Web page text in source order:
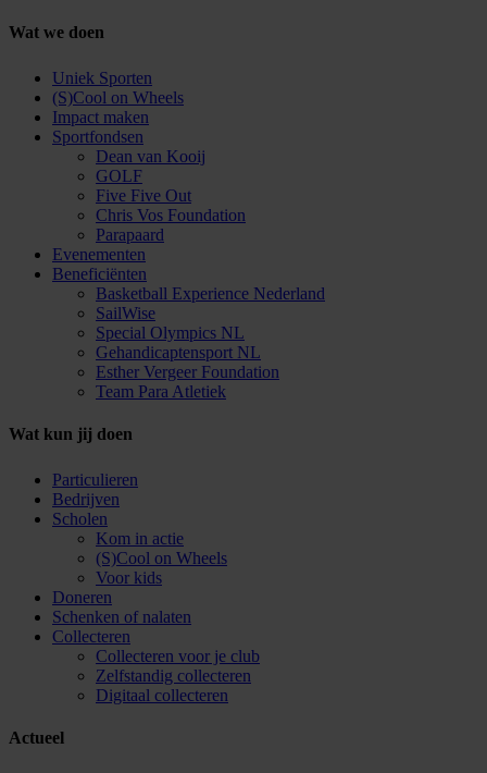
Wat we doen
Uniek Sporten
(S)Cool on Wheels
Impact maken
Sportfondsen
Dean van Kooij
GOLF
Five Five Out
Chris Vos Foundation
Parapaard
Evenementen
Beneficiënten
Basketball Experience Nederland
SailWise
Special Olympics NL
Gehandicaptensport NL
Esther Vergeer Foundation
Team Para Atletiek
Wat kun jij doen
Particulieren
Bedrijven
Scholen
Kom in actie
(S)Cool on Wheels
Voor kids
Doneren
Schenken of nalaten
Collecteren
Collecteren voor je club
Zelfstandig collecteren
Digitaal collecteren
Actueel